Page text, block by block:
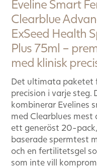
Eveline Smart
Clearblue
ExSeed Health
Plus 75ml –
med klinisk
Det ultimata paketet
precision i varje steg.
kombinerar Evelines
med Clearblues
ett generöst 20-
baserade spermtest
och en fertilitetsgel
som inte vill